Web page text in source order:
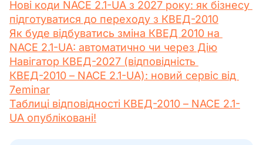
Нові коди NACE 2.1-UA з 2027 року: як бізнесу
підготуватися до переходу з КВЕД-2010
Як буде відбуватись зміна КВЕД 2010 на
NACE 2.1-UA: автоматично чи через Дію
Навігатор КВЕД-2027 (відповідність
КВЕД-2010 – NACE 2.1-UA): новий сервіс від
7eminar
Таблиці відповідності КВЕД-2010 – NACE 2.1-
UA опубліковані!